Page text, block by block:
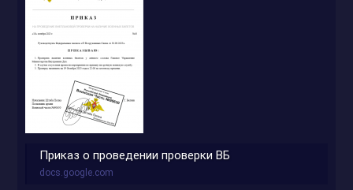
Приказ о проведении проверки ВБ
docs.google.com